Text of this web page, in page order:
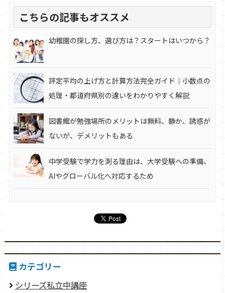
こちらの記事もオススメ
幼稚園の探し方、選び方は？スタートはいつから？
評定平均の上げ方と計算方法完全ガイド｜小数点の
処理・都道府県別の違いをわかりやすく解説
図書館が勉強場所のメリットは無料、静か、誘惑が
ないが、デメリットもある
中学受験で学力を測る理由は、大学受験への準備、
AIやグローバル化へ対応するため
カテゴリー
シリーズ私立中講座